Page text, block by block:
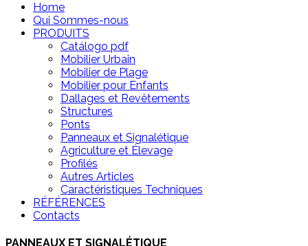
Home
Qui Sommes-nous
PRODUITS
Catálogo pdf
Mobilier Urbain
Mobilier de Plage
Mobilier pour Enfants
Dallages et Revêtements
Structures
Ponts
Panneaux et Signalétique
Agriculture et Élevage
Profilés
Autres Articles
Caractéristiques Techniques
RÉFÉRENCES
Contacts
PANNEAUX ET SIGNALÉTIQUE